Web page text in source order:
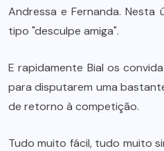
Andressa e Fernanda.
tipo "desculpe amiga".
E rapidamente Bial os
para disputarem uma
de retorno à competição.
Tudo muito fácil, tudo muito